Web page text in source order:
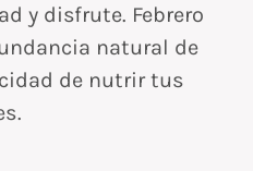
y disfrute. Febrero
natural de
de nutrir tus